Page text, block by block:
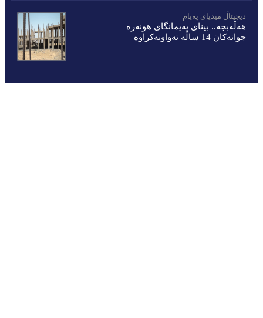
دیجیتاڵ میدیاى پەیام
هەڵەبجە.. بینای پەیمانگای هونەرە
جوانەكان 14 ساڵە تەواونەکراوە